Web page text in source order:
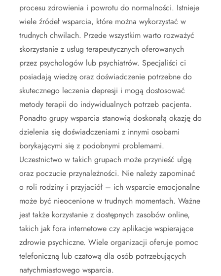
procesu zdrowienia i powrotu do normalności. Istnieje
wiele źródeł wsparcia, które można wykorzystać w
trudnych chwilach. Przede wszystkim warto rozważyć
skorzystanie z usług terapeutycznych oferowanych
przez psychologów lub psychiatrów. Specjaliści ci
posiadają wiedzę oraz doświadczenie potrzebne do
skutecznego leczenia depresji i mogą dostosować
metody terapii do indywidualnych potrzeb pacjenta.
Ponadto grupy wsparcia stanowią doskonałą okazję do
dzielenia się doświadczeniami z innymi osobami
borykającymi się z podobnymi problemami.
Uczestnictwo w takich grupach może przynieść ulgę
oraz poczucie przynależności. Nie należy zapominać
o roli rodziny i przyjaciół – ich wsparcie emocjonalne
może być nieocenione w trudnych momentach. Ważne
jest także korzystanie z dostępnych zasobów online,
takich jak fora internetowe czy aplikacje wspierające
zdrowie psychiczne. Wiele organizacji oferuje pomoc
telefoniczną lub czatową dla osób potrzebujących
natychmiastowego wsparcia.